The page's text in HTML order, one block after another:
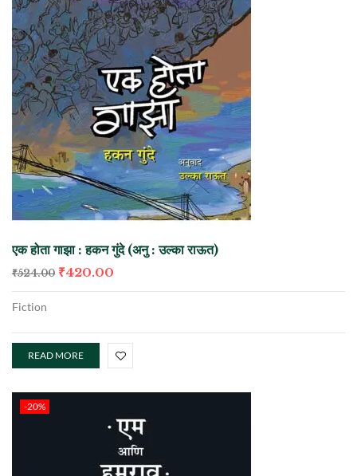
एक होता गाझा : हकन गुंदे (अनु : उल्का राऊत)
₹524.00 ₹420.00
Fiction
READ MORE
-20%